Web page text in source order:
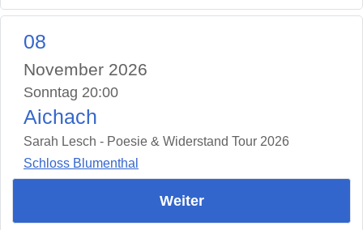
08
November 2026
Sonntag 20:00
Aichach
Sarah Lesch - Poesie & Widerstand Tour 2026
Schloss Blumenthal
Weiter